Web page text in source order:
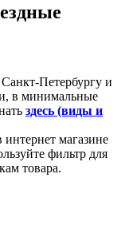
Петербургу и
в минимальные
здесь (виды и
интернет магазине
фильтр для
товара.